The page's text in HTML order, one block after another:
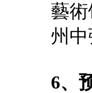
藝
州
6、